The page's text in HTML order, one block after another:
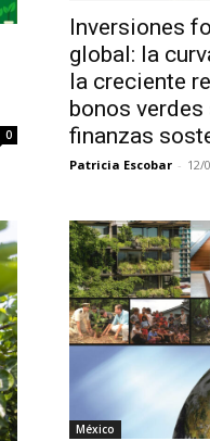
0
Inversiones
global: la
la creciente
bonos
finanzas
Patricia Escobar - 12/
México